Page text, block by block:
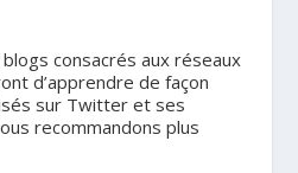
consacrés aux réseaux
d’apprendre de façon
sur Twitter et ses
recommandons plus